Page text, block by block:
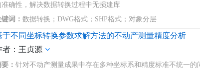
准确性，解决数据转换过程中无损建库
词： 数据转换；DWG格式；SHP格式；对象分层
于不同坐标转换参数求解方法的不动产测量精度分析
者：王贞源
： 针对不动产测量成果中存在多种坐标系和精度标准不统一